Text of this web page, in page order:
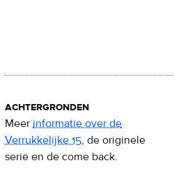
achtergronden
Meer informatie over de
Verrukkelijke 15, de originele
serie en de come back.